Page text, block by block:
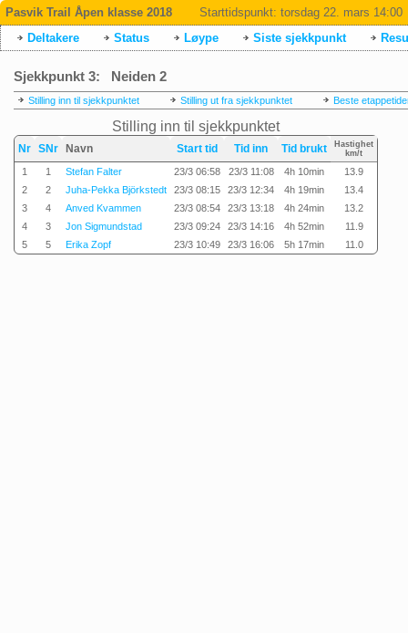
Pasvik Trail Åpen klasse 2018 Starttidspunkt: torsdag 22. mars 14:00
Deltakere
Status Løype Siste sjekkpunkt
Sjekkpunkt 3: Neiden 2
Stilling inn til sjekkpunktet Stilling ut fra sjekkpunktet Beste
Stilling inn til sjekkpunktet
Nr SNr Navn Start tid Tid inn Tid brukt
Hastighet
km/t
1 1 Stefan Falter 23/3 06:58 23/3 11:08 4h 10min
13.9
2
2 Juha-Pekka Björkstedt 23/3 08:15 23/3 12:34 4h 19min
13.4
3
4 Anved Kvammen 23/3 08:54 23/3 13:18 4h 24min
13.2
4
3 Jon Sigmundstad 23/3 09:24 23/3 14:16 4h 52min
11.9
5
5 Erika Zopf 23/3 10:49 23/3 16:06 5h 17min 11.0